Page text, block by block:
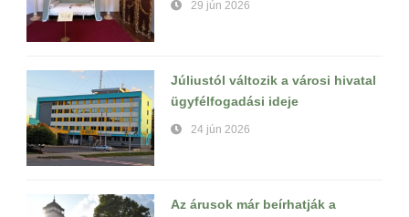
29 jún 2026
Júliustól változik a városi hivatal
ügyfélfogadási ideje
24 jún 2026
Az árusok már beírhatják a